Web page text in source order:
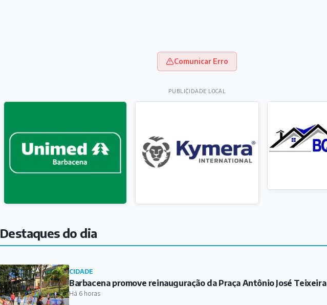
Comunicar Erro
PUBLICIDADE LOCAL
Destaques do dia
CIDADE
Barbacena promove reinauguração da Praça Antônio José Teixeira
Há 6 horas